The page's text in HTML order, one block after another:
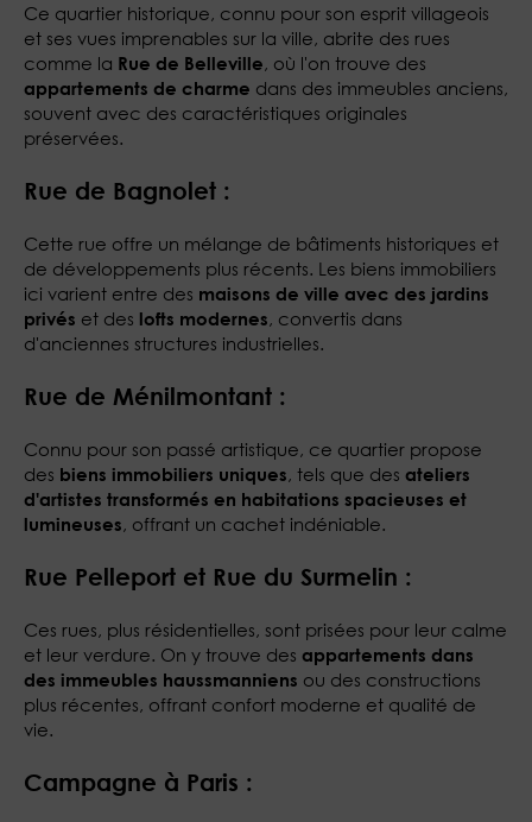
Ce quartier historique, connu pour son esprit villageois
et ses vues imprenables sur la ville, abrite des rues
comme la Rue de Belleville, où l'on trouve des
appartements de charme dans des immeubles anciens,
souvent avec des caractéristiques originales
préservées.
Rue de Bagnolet :
Cette rue offre un mélange de bâtiments historiques et
de développements plus récents. Les biens immobiliers
ici varient entre des maisons de ville avec des jardins
privés et des lofts modernes, convertis dans
d'anciennes structures industrielles.
Rue de Ménilmontant :
Connu pour son passé artistique, ce quartier propose
des biens immobiliers uniques, tels que des ateliers
d'artistes transformés en habitations spacieuses et
lumineuses, offrant un cachet indéniable.
Rue Pelleport et Rue du Surmelin :
Ces rues, plus résidentielles, sont prisées pour leur calme
et leur verdure. On y trouve des appartements dans
des immeubles haussmanniens ou des constructions
plus récentes, offrant confort moderne et qualité de
vie.
Campagne à Paris :